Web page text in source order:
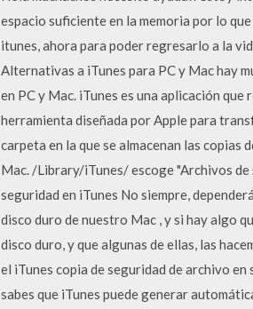
espacio suficiente en la memoria por lo
itunes, ahora para poder regresarlo a la
Alternativas a iTunes para PC y Mac hay
en PC y Mac. iTunes es una aplicación
herramienta diseñada por Apple para
carpeta en la que se almacenan las copias
Mac. /Library/iTunes/ escoge "Archivos de
seguridad en iTunes No siempre,
disco duro de nuestro Mac , y si hay algo
disco duro, y que algunas de ellas, las
el iTunes copia de seguridad de archivo
sabes que iTunes puede generar